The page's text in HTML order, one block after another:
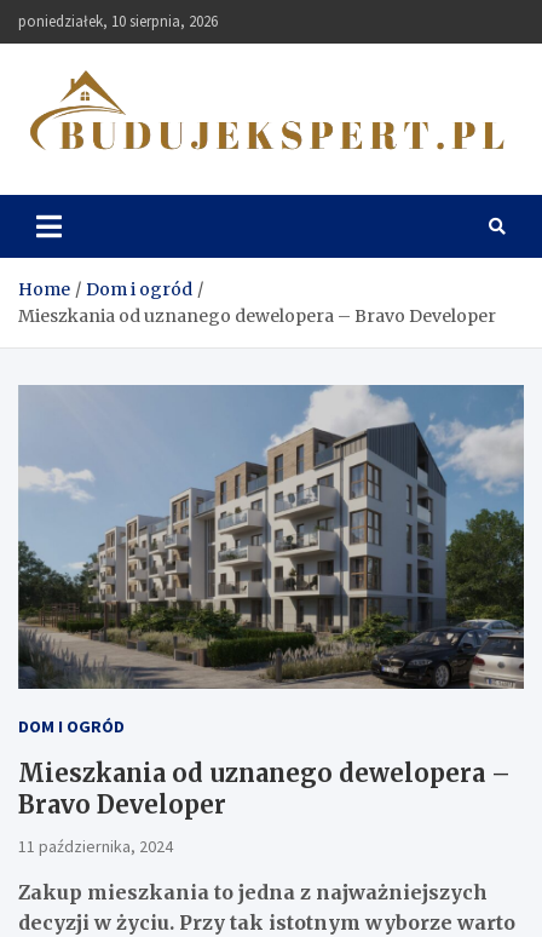
to
poniedziałek, 10 sierpnia, 2026
Budujekspert
Home
Dom i ogród
Mieszkania od uznanego dewelopera – Bravo Developer
DOM I OGRÓD
Mieszkania od uznanego dewelopera –
Bravo Developer
11 października, 2024
Zakup mieszkania to jedna z najważniejszych
decyzji w życiu. Przy tak istotnym wyborze warto